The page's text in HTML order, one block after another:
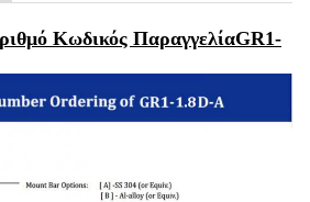
Κωδικός ΠαραγγελίαGR1-